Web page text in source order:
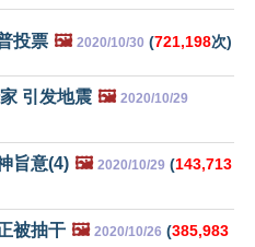
投票 🖼️ 2020/10/30 (721,198次)
引发地震 🖼️ 2020/10/29
旨意(4) 🖼️ 2020/10/29 (143,713
被抽干 🖼️ 2020/10/26 (385,983